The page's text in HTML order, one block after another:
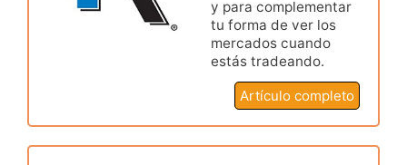
y para complementar
tu forma de ver los
mercados cuando
estás tradeando.
Artículo completo